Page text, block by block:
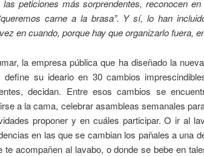
peticiones más sorprendentes, reconocen
carne a la brasa”. Y sí, lo han
en cuando, porque hay que organizarlo fuera,
la empresa pública que ha diseñado la
define su ideario en 30 cambios
decidan. Entre esos cambios se
a la cama, celebrar asambleas semanales
proponer y en cuáles participar. O ir al
en las que se cambian los pañales a una
te acompañen al lavabo, o donde se bebe en